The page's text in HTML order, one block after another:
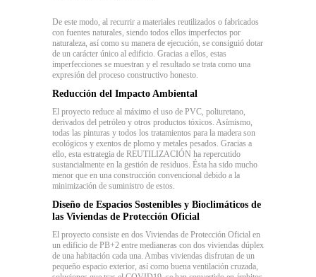
De este modo, al recurrir a materiales reutilizados o fabricados
con fuentes naturales, siendo todos ellos imperfectos por
naturaleza, así como su manera de ejecución, se consiguió dotar
de un carácter único al edificio. Gracias a ellos, estas
imperfecciones se muestran y el resultado se trata como una
expresión del proceso constructivo honesto.
Reducción del Impacto Ambiental
El proyecto reduce al máximo el uso de PVC, poliuretano,
derivados del petróleo y otros productos tóxicos. Asímismo,
todas las pinturas y todos los tratamientos para la madera son
ecológicos y exentos de plomo y metales pesados. Gracias a
ello, esta estrategia de REUTILIZACIÓN ha repercutido
sustancialmente en la gestión de residuos. Ésta ha sido mucho
menor que en una construcción convencional debido a la
minimización de suministro de estos.
Diseño de Espacios Sostenibles y Bioclimáticos de
las Viviendas de Protección Oficial
El proyecto consiste en dos Viviendas de Protección Oficial en
un edificio de PB+2 entre medianeras con dos viviendas dúplex
de una habitación cada una. Ambas viviendas disfrutan de un
pequeño espacio exterior, así como buena ventilación cruzada,